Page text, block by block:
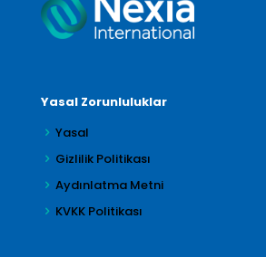
Yasal Zorunluluklar
Yasal
Gizlilik Politikası
Aydınlatma Metni
KVKK Politikası